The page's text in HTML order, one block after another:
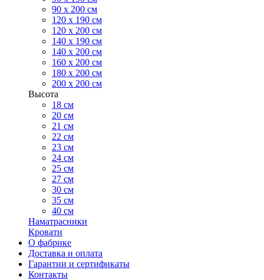
90 х 200 см
120 х 190 см
120 х 200 см
140 х 190 см
140 х 200 см
160 х 200 см
180 х 200 см
200 х 200 см
Высота
18 см
20 см
21 см
22 см
23 см
24 см
25 см
27 см
30 см
35 см
40 см
Наматрасники
Кровати
О фабрике
Доставка и оплата
Гарантии и сертификаты
Контакты